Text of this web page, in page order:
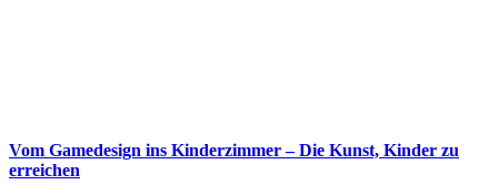
Vom Gamedesign ins Kinderzimmer – Die Kunst, Kinder zu
erreichen